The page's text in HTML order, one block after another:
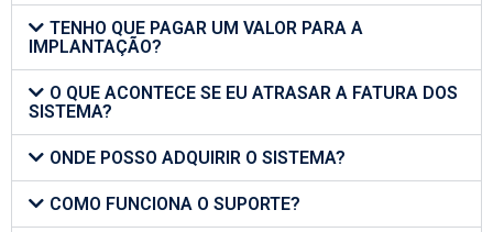
TENHO QUE PAGAR UM VALOR PARA A
IMPLANTAÇÃO?
O QUE ACONTECE SE EU ATRASAR A FATURA DOS
SISTEMA?
ONDE POSSO ADQUIRIR O SISTEMA?
COMO FUNCIONA O SUPORTE?